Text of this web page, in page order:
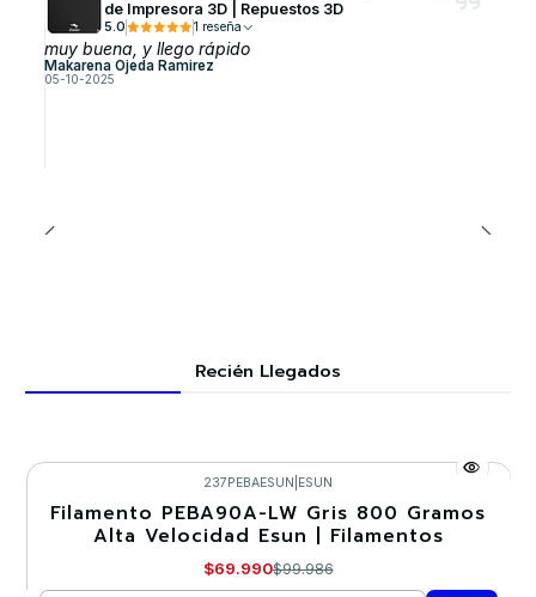
de Impresora 3D | Repuestos 3D
5.0 1 reseña
muy buena, y llego rápido
Makarena Ojeda Ramirez
05-10-2025
Recién Llegados
-30%
237PEBAESUN ESUN
Filamento PEBA90A-LW Gris 800 Gramos
Alta Velocidad Esun | Filamentos
$69.990$99.986